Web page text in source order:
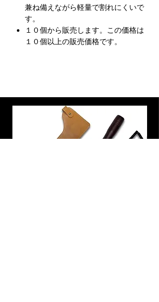
兼ね備えながら軽量で割れにくいで
す。
１０個から販売します。この価格は
１０個以上の販売価格です。